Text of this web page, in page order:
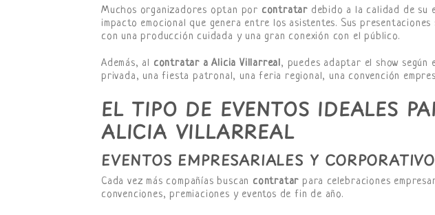
Muchos organizadores optan por contratar debido a la calidad de su
impacto emocional que genera entre los asistentes. Sus
con una producción cuidada y una gran conexión con el público.
Además, al contratar a Alicia Villarreal, puedes adaptar el show según
privada, una fiesta patronal, una feria regional, una convención
EL TIPO DE EVENTOS IDEALES
ALICIA VILLARREAL
EVENTOS EMPRESARIALES Y
Cada vez más compañías buscan contratar para celebraciones
convenciones, premiaciones y eventos de fin de año.